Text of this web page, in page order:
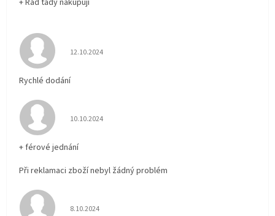
+ Rád tady nakupují
Hodnocení obchodu je 5 z 5 hvězdiček.
12.10.2024
Rychlé dodání
Hodnocení obchodu je 5 z 5 hvězdiček.
10.10.2024
+ férové jednání
Při reklamaci zboží nebyl žádný problém
Hodnocení obchodu je 5 z 5 hvězdiček.
8.10.2024